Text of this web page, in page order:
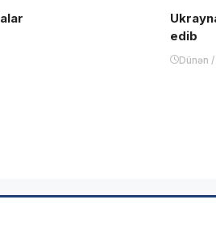
edib
Dünən